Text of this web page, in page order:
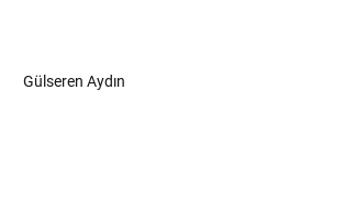
Gülseren Aydın